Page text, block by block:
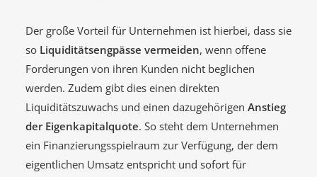
Der große Vorteil für Unternehmen ist hierbei, dass sie
so Liquiditätsengpässe vermeiden, wenn offene
Forderungen von ihren Kunden nicht beglichen
werden. Zudem gibt dies einen direkten
Liquiditätszuwachs und einen dazugehörigen Anstieg
der Eigenkapitalquote. So steht dem Unternehmen
ein Finanzierungsspielraum zur Verfügung, der dem
eigentlichen Umsatz entspricht und sofort für